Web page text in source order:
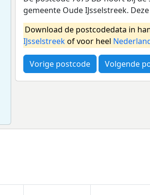
gemeente Oude IJsselstreek.
Download de postcodedata in
IJsselstreekof voor heel
Vorige postcode Volgende